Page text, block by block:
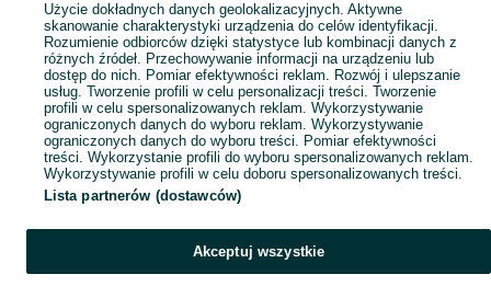
Użycie dokładnych danych geolokalizacyjnych. Aktywne
skanowanie charakterystyki urządzenia do celów identyfikacji.
Rozumienie odbiorców dzięki statystyce lub kombinacji danych z
różnych źródeł. Przechowywanie informacji na urządzeniu lub
dostęp do nich. Pomiar efektywności reklam. Rozwój i ulepszanie
usług. Tworzenie profili w celu personalizacji treści. Tworzenie
profili w celu spersonalizowanych reklam. Wykorzystywanie
ograniczonych danych do wyboru reklam. Wykorzystywanie
ograniczonych danych do wyboru treści. Pomiar efektywności
treści. Wykorzystanie profili do wyboru spersonalizowanych reklam.
Wykorzystywanie profili w celu doboru spersonalizowanych treści.
Lista partnerów (dostawców)
Akceptuj wszystkie